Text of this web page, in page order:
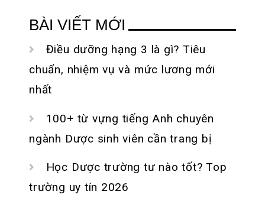
cho:
BÀI VIẾT MỚI
Điều dưỡng hạng 3 là gì? Tiêu
chuẩn, nhiệm vụ và mức lương mới
nhất
100+ từ vựng tiếng Anh chuyên
ngành Dược sinh viên cần trang bị
Học Dược trường tư nào tốt? Top
trường uy tín 2026